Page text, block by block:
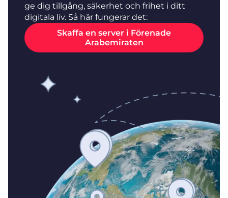
ge dig tillgång, säkerhet och frihet i ditt
digitala liv. Så här fungerar det:
Skaffa en server i Förenade
Arabemiraten